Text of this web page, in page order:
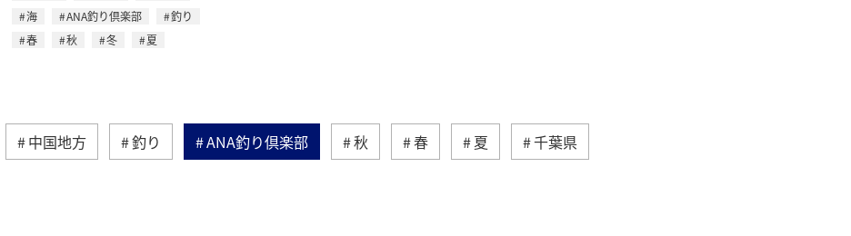
海
ANA釣り倶楽部
釣り
春
秋 冬 夏
中国地方 釣り ANA釣り倶楽部 秋 春 夏 千葉県